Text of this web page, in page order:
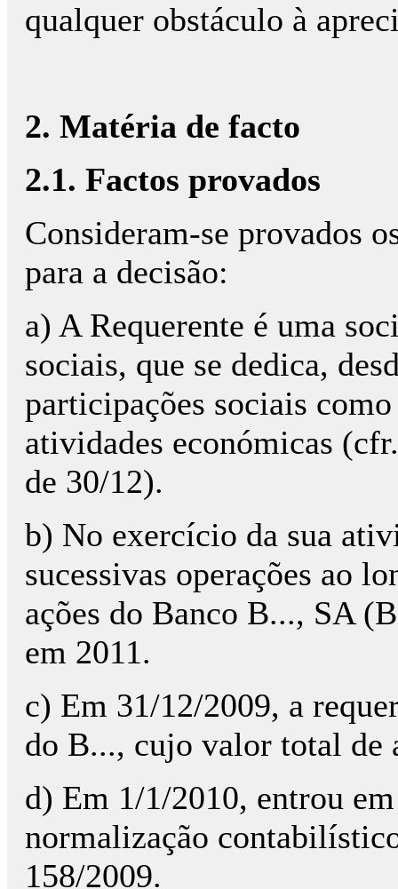
qualquer obstáculo à
2. Matéria de facto
2.1. Factos provados
Consideram-se provados
para a decisão:
a) A Requerente é uma
sociais, que se dedica,
participações sociais
atividades económicas
de 30/12).
b) No exercício da sua
sucessivas operações ao
ações do Banco B..., SA
em 2011.
c) Em 31/12/2009, a
do B..., cujo valor total de
d) Em 1/1/2010, entrou
normalização
158/2009.